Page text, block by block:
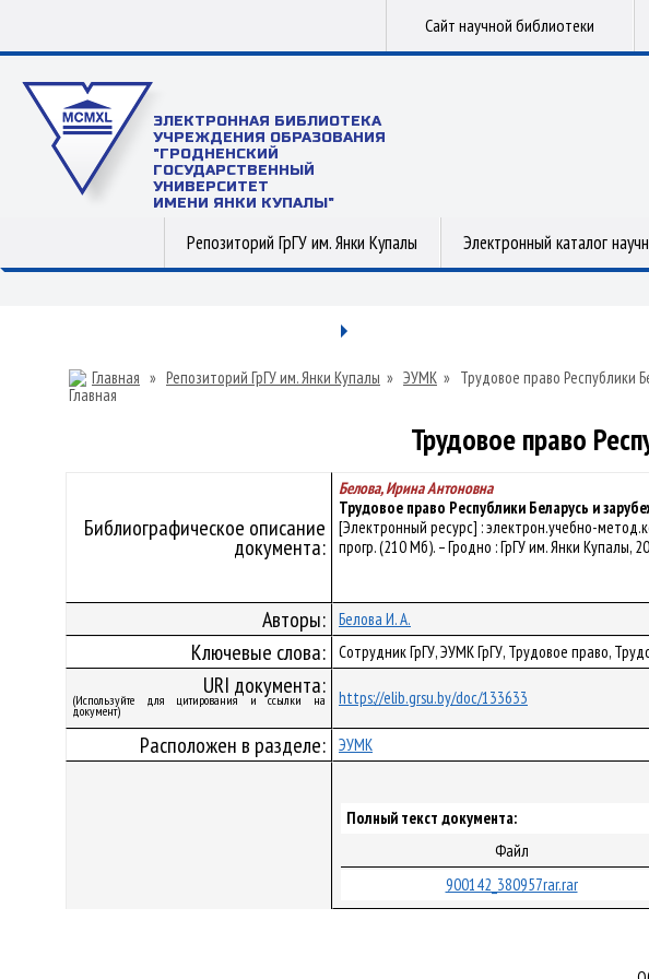
Сайт научной библиотеки
ЭЛЕКТРОННАЯ БИБЛИОТЕКА
УЧРЕЖДЕНИЯ ОБРАЗОВАНИЯ
"ГРОДНЕНСКИЙ
ГОСУДАРСТВЕННЫЙ
УНИВЕРСИТЕТ
ИМЕНИ ЯНКИ КУПАЛЫ"
Репозиторий ГрГУ им. Янки Купалы Электронный каталог
Главная » Репозиторий ГрГУ им. Янки Купалы » ЭУМК » Трудовое право Республики
Трудовое право
Библиографическое описание
документа:
Белова, Ирина Антоновна
Трудовое право Республики Беларусь и
[Электронный ресурс] : электрон.учебно-
прогр. (210 Мб). – Гродно : ГрГУ им. Янки
Авторы: Белова И. А.
Ключевые слова: Сотрудник ГрГУ, ЭУМК ГрГУ, Трудовое право,
URI документа:
(Используйте для цитирования и ссылки на
документ)
https://elib.grsu.by/doc/133633
Расположен в разделе: ЭУМК
Полный текст документа:
Файл
900142_380957rar.rar